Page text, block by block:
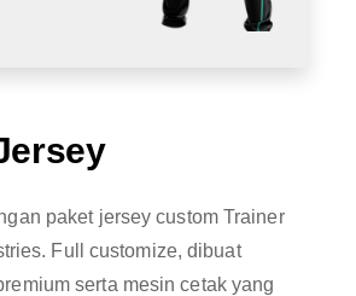
paket jersey custom Trainer
Full customize, dibuat
serta mesin cetak yang